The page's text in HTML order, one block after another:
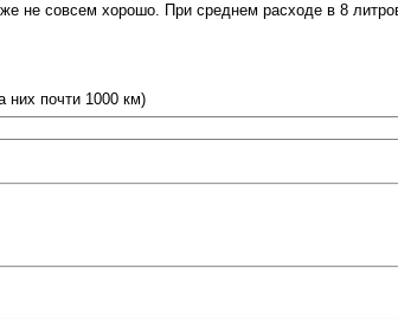
не совсем хорошо. При среднем расходе в 8
них почти 1000 км)